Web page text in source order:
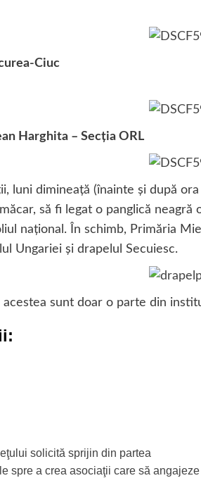
Ciuc
Harghita – Secţia ORL
luni dimineaţă (înainte şi după
să fi legat o panglică
naţional. În schimb, Primăria
Ungariei şi drapelul Secuiesc.
acestea sunt doar o parte din
solicită sprijin din partea
spre a crea asociaţii care să angajeze